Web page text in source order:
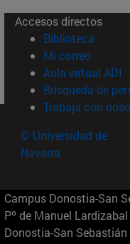
Accesos directos
Biblioteca (abre
Mi correo(abre
Aula virtual ADI
Búsqueda de
Trabaja con
© Universidad de
Navarra
Campus Donostia-San
Pº de Manuel
Donostia-San Sebastián